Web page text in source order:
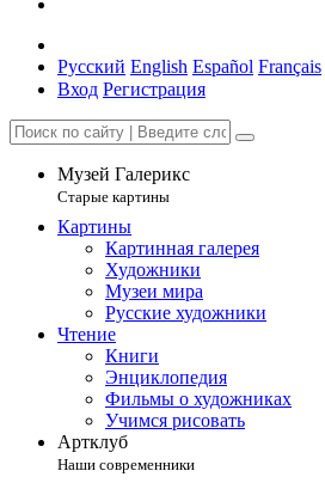
Русский English Español Français
Вход Регистрация
Музей Галерикс
Старые картины
Картины
Картинная галерея
Художники
Музеи мира
Русские художники
Чтение
Книги
Энциклопедия
Фильмы о художниках
Учимся рисовать
Артклуб
Наши современники